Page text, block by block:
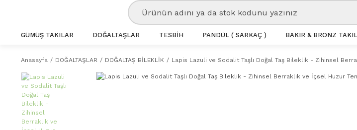
GÜMÜŞ TAKILAR DOĞALTAŞLAR TESBİH PANDÜL ( SARKAÇ ) BAKIR & BRONZ
Anasayfa DOĞALTAŞLAR DOĞALTAŞ BİLEKLİK Lapis Lazuli ve Sodalit Taşlı Doğal Taş Bileklik - Zihinsel